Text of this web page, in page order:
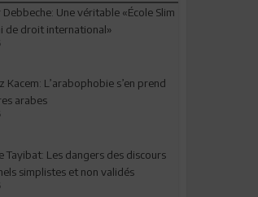
Une véritable «École Slim
de droit international»
Kacem: L’arabophobie s’en prend
arabes
Tayibat: Les dangers des discours
simplistes et non validés